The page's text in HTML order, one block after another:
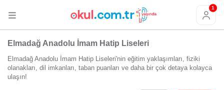
1
Elmadağ Anadolu İmam Hatip Liseleri
Elmadağ Anadolu İmam Hatip Liseleri'nin eğitim yaklaşımları, fiziki
olanakları, dil imkanları, taban puanları ve daha bir çok detaya kolayca
ulaşın!